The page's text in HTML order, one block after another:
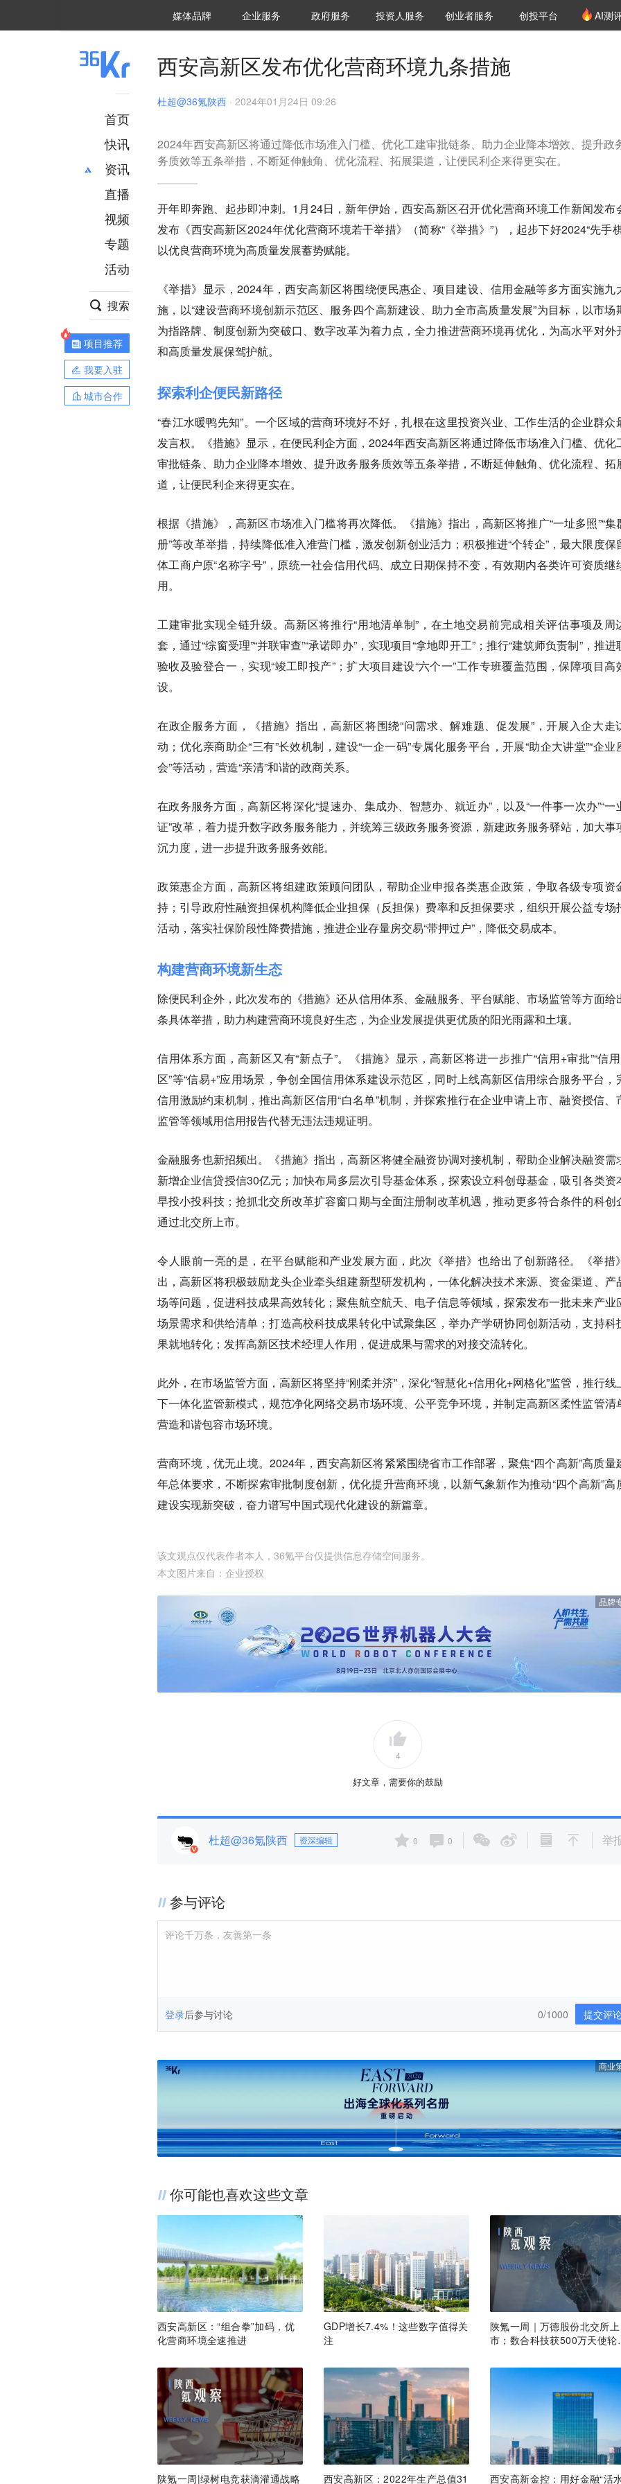
媒体品牌 36Kr研究院
企业服务 城市之窗
政府服务 VClub投资机构库
投资机构职位推介
投资人服务 创投氪堂
创业者服务 创投平台 AI测
首页
快讯
资讯
推荐
财经
项目推荐
安徽
直播
视频
专题
活动
搜索
项目推荐
我要入驻
城市合作
西安高新区发布优化营商环境九条措施
杜超@36氪陕西 · 2024年01月24日 09:26
2024年西安高新区将通过降低市场准入门槛、优化工建审批链条、助力企业降本增效、提升政
务质效等五条举措，不断延伸触角、优化流程、拓展渠道，让便民利企来得更实在。
开年即奔跑、起步即冲刺。1月24日，新年伊始，西安高新区召开优化营商环境工作新闻发布
发布《西安高新区2024年优化营商环境若干举措》（简称“《举措》”），起步下好2024“先手
以优良营商环境为高质量发展蓄势赋能。
《举措》显示，2024年，西安高新区将围绕便民惠企、项目建设、信用金融等多方面实施九
施，以“建设营商环境创新示范区、服务四个高新建设、助力全市高质量发展”为目标，以市场
为指路牌、制度创新为突破口、数字改革为着力点，全力推进营商环境再优化，为高水平对外
和高质量发展保驾护航。
探索利企便民新路径
“春江水暖鸭先知”。一个区域的营商环境好不好，扎根在这里投资兴业、工作生活的企业群众
发言权。《措施》显示，在便民利企方面，2024年西安高新区将通过降低市场准入门槛、优化
审批链条、助力企业降本增效、提升政务服务质效等五条举措，不断延伸触角、优化流程、拓
道，让便民利企来得更实在。
根据《措施》，高新区市场准入门槛将再次降低。《措施》指出，高新区将推广“一址多照”“集
册”等改革举措，持续降低准入准营门槛，激发创新创业活力；积极推进“个转企”，最大限度保
体工商户原“名称字号”，原统一社会信用代码、成立日期保持不变，有效期内各类许可资质继
用。
工建审批实现全链升级。高新区将推行“用地清单制”，在土地交易前完成相关评估事项及周
套，通过“综窗受理”“并联审查”“承诺即办”，实现项目“拿地即开工”；推行“建筑师负责制”，推进
验收及验登合一，实现“竣工即投产”；扩大项目建设“六个一”工作专班覆盖范围，保障项目高
设。
在政企服务方面，《措施》指出，高新区将围绕“问需求、解难题、促发展”，开展入企大走
动；优化亲商助企“三有”长效机制，建设“一企一码”专属化服务平台，开展“助企大讲堂”“企业
会”等活动，营造“亲清”和谐的政商关系。
在政务服务方面，高新区将深化“提速办、集成办、智慧办、就近办”，以及“一件事一次办”“一
证”改革，着力提升数字政务服务能力，并统筹三级政务服务资源，新建政务服务驿站，加大事
沉力度，进一步提升政务服务效能。
政策惠企方面，高新区将组建政策顾问团队，帮助企业申报各类惠企政策，争取各级专项资
持；引导政府性融资担保机构降低企业担保（反担保）费率和反担保要求，组织开展公益专场
活动，落实社保阶段性降费措施，推进企业存量房交易“带押过户”，降低交易成本。
构建营商环境新生态
除便民利企外，此次发布的《措施》还从信用体系、金融服务、平台赋能、市场监管等方面给
条具体举措，助力构建营商环境良好生态，为企业发展提供更优质的阳光雨露和土壤。
信用体系方面，高新区又有“新点子”。《措施》显示，高新区将进一步推广“信用+审批”“信
区”等“信易+”应用场景，争创全国信用体系建设示范区，同时上线高新区信用综合服务平台，
信用激励约束机制，推出高新区信用“白名单”机制，并探索推行在企业申请上市、融资授信、
监管等领域用信用报告代替无违法违规证明。
金融服务也新招频出。《措施》指出，高新区将健全融资协调对接机制，帮助企业解决融资需
新增企业信贷授信30亿元；加快布局多层次引导基金体系，探索设立科创母基金，吸引各类资
早投小投科技；抢抓北交所改革扩容窗口期与全面注册制改革机遇，推动更多符合条件的科创
通过北交所上市。
令人眼前一亮的是，在平台赋能和产业发展方面，此次《举措》也给出了创新路径。《举措
出，高新区将积极鼓励龙头企业牵头组建新型研发机构，一体化解决技术来源、资金渠道、产
场等问题，促进科技成果高效转化；聚焦航空航天、电子信息等领域，探索发布一批未来产业
场景需求和供给清单；打造高校科技成果转化中试聚集区，举办产学研协同创新活动，支持科
果就地转化；发挥高新区技术经理人作用，促进成果与需求的对接交流转化。
此外，在市场监管方面，高新区将坚持“刚柔并济”，深化“智慧化+信用化+网格化”监管，推行线
下一体化监管新模式，规范净化网络交易市场环境、公平竞争环境，并制定高新区柔性监管清
营造和谐包容市场环境。
营商环境，优无止境。2024年，西安高新区将紧紧围绕省市工作部署，聚焦“四个高新”高质量
年总体要求，不断探索审批制度创新，优化提升营商环境，以新气象新作为推动“四个高新”高
建设实现新突破，奋力谱写中国式现代化建设的新篇章。
该文观点仅代表作者本人，36氪平台仅提供信息存储空间服务。
本文图片来自： 企业授权
品牌
4
好文章，需要你的鼓励
杜超@36氪陕西 资深编辑 0 0 举
参与评论
评论千万条，友善第一条
登录后参与讨论 提交评
0/1000
商业
你可能也喜欢这些文章
西安高新区：“组合拳”加码，优
化营商环境全速推进
GDP增长7.4%！这些数字值得关
注
陕氪一周｜万德股份北交所上
市；数合科技获500万天使轮
转行动”......
陕氪一周|绿树电竞获滴灌通战略 西安高新区：2022年生产总值31 西安高新金控：用好金融“活